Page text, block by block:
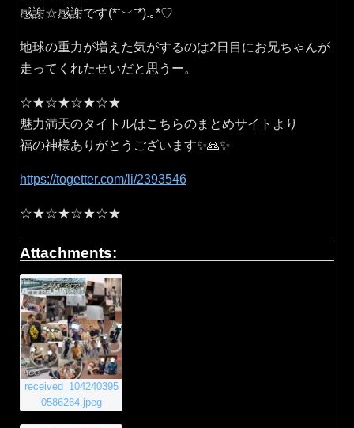
感謝☆感謝です(⁠*⁠˘⁠︶⁠˘⁠*⁠)⁠.⁠｡⁠*⁠♡
地球の重力が増えた気がするのは2日目にお兄ちゃんが
走ってくれたせいだと思うー。
☆★☆★☆★☆★
魅力満天のタイトルはこちらのまとめサイトより
福の神様ありがとうございます✨🙏✨
https://togetter.com/li/2393546
☆★☆★☆★☆★
Attachments:
received_104240395
0586264.jpeg